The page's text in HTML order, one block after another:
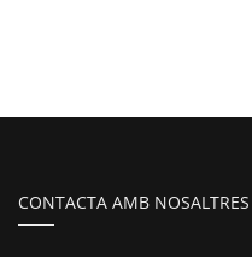
CONTACTA AMB NOSALTRES